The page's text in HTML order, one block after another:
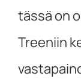
tässä on
Treeniin